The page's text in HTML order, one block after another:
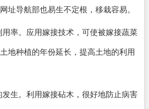
址导航部也易生不定根，移栽容易。
用率。应用嫁接技术，可使被嫁接蔬菜
地种植的年份延长，提高土地的利用
发生。利用嫁接砧木，很好地防止病害